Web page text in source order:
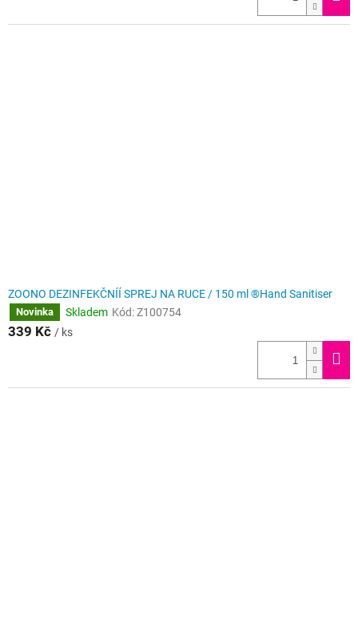
ZOONO DEZINFEKČNÍÍ SPREJ NA RUCE / 150 ml ®Hand Sanitiser
Novinka Skladem Kód:Z100754
339 Kč / ks